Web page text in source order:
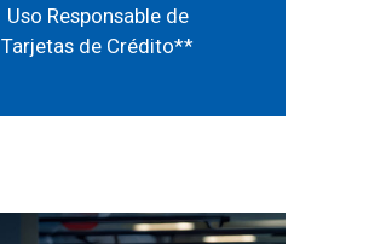
Uso Responsable de
Tarjetas de Crédito**